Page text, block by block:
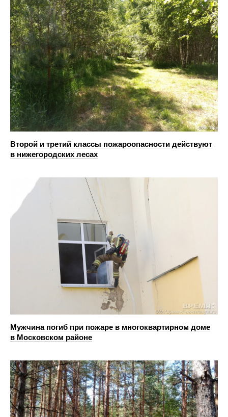
Второй и третий классы пожароопасности действуют
в нижегородских лесах
Мужчина погиб при пожаре в многоквартирном доме
в Московском районе